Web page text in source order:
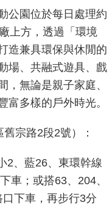
公園位於每日處理約
上方，透過「環境
造兼具環保與休閒的
場、共融式遊具、戲
，無論是親子家庭、
富多樣的戶外時光。
宗路2段2號）：
2、藍26、東環幹線
車；或搭63、204、
下車，再步行3分